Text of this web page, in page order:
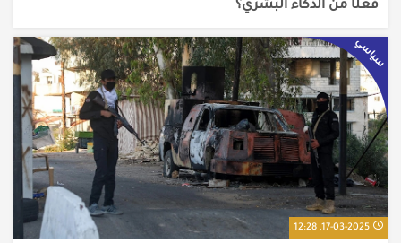
فعلًا من الذكاء البشري؟
سياسي
17-03-2025, 12:28